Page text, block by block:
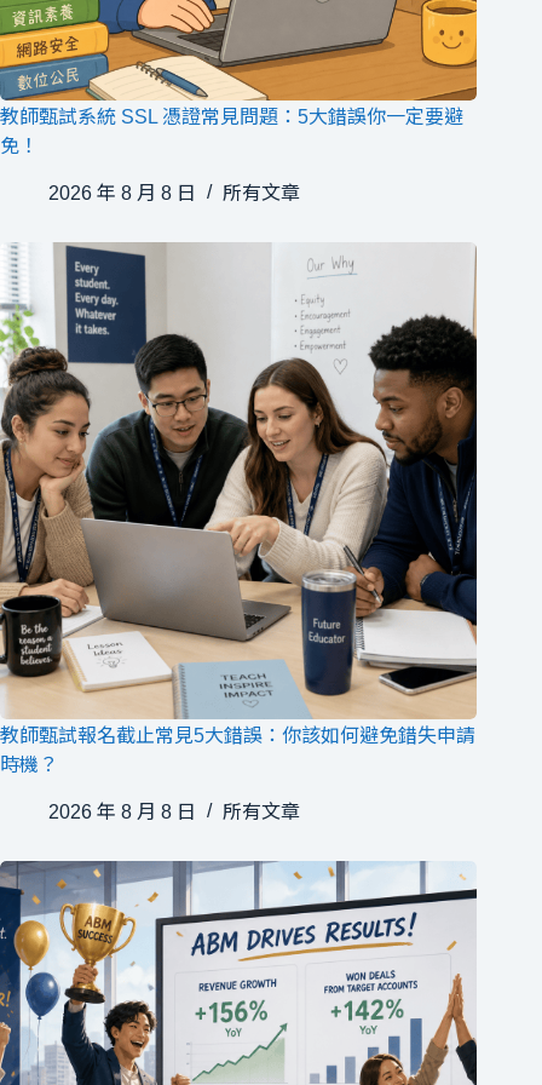
教師甄試系統 SSL 憑證常見問題：5大錯誤你一定要避
免！
2026 年 8 月 8 日 所有文章
教師甄試報名截止常見5大錯誤：你該如何避免錯失申請
時機？
2026 年 8 月 8 日 所有文章